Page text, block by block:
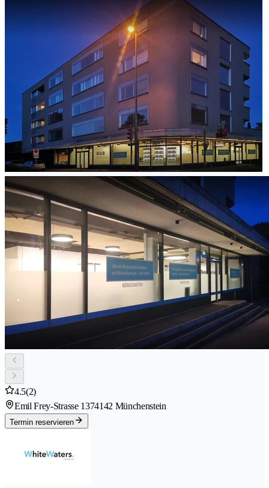
4.5(2)
Emil Frey-Strasse 1374142 Münchenstein
Termin reservieren